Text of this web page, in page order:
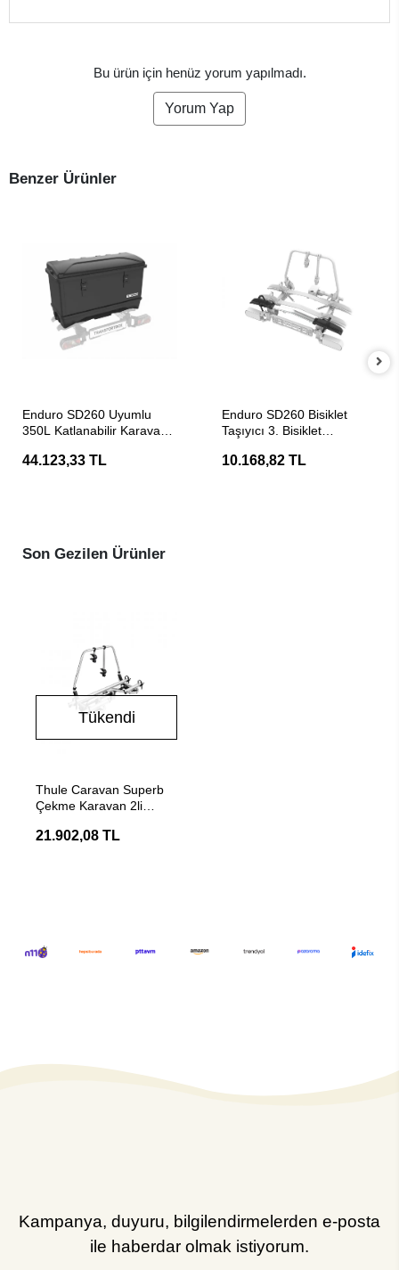
Bu ürün için henüz yorum yapılmadı.
Yorum Yap
Benzer Ürünler
Enduro SD260 Uyumlu
350L Katlanabilir Karavan
44.123,33 TL
Enduro SD260 Bisiklet
Taşıyıcı 3. Bisiklet
(Gümüş)
10.168,82 TL
Son Gezilen Ürünler
Tükendi
Thule Caravan Superb
Çekme Karavan 2li
21.902,08 TL
Kampanya, duyuru, bilgilendirmelerden e-posta
ile haberdar olmak istiyorum.